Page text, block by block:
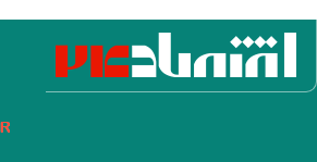
طرح حذف سهمیه بنزین این خودرو‌ها کلید خورد
افشاگری مهدی طارمی درباره رابطه احساسی با
عکس / ورزش لاکچری الهام پاوه نژاد در میانه
پاسخ کوتاه پزشکیان درباره بازسازی ورزشگاه آزادی